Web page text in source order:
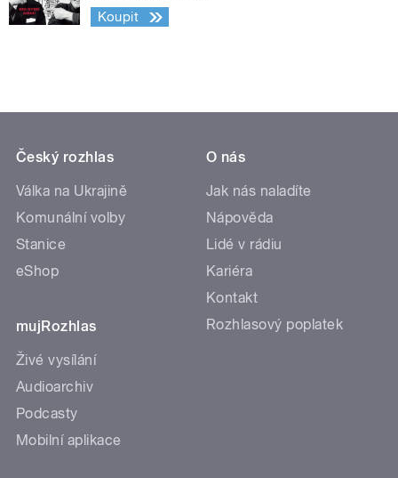
Koupit
Český rozhlas
Válka na Ukrajině
Komunální volby
Stanice
eShop
mujRozhlas
Živé vysílání
Audioarchiv
Podcasty
Mobilní aplikace
O nás
Jak nás naladíte
Nápověda
Lidé v rádiu
Kariéra
Kontakt
Rozhlasový poplatek